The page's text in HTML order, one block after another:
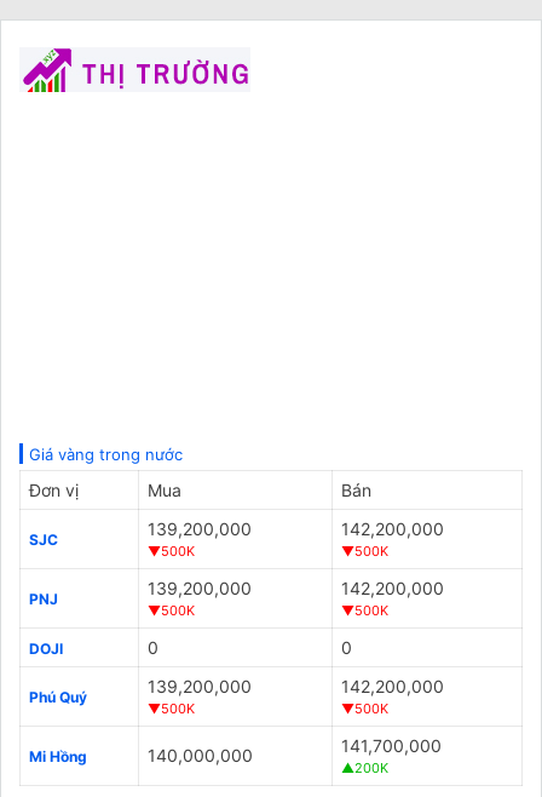
Giá vàng trong nước
Đơn vị Mua Bán
SJC
139,200,000
▼500K
142,200,000
▼500K
PNJ
139,200,000
▼500K
142,200,000
▼500K
DOJI 0 0
Phú Quý
139,200,000
▼500K
142,200,000
▼500K
Mi Hồng 140,000,000 141,700,000
▲200K